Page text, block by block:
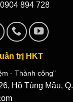
0904 894 728
trị HKT
- Thành công"
Hồ Tùng Mậu,